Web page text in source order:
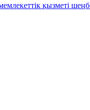
қызметі